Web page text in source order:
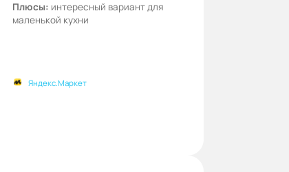
Плюсы: интересный вариант для
маленькой кухни
Яндекс.Маркет